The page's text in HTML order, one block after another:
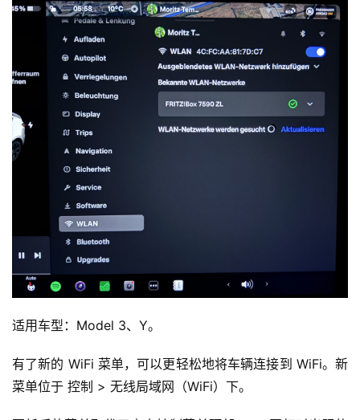
适用车型：Model 3、Y。
有了新的 WiFi 菜单，可以更轻松地将车辆连接到 WiFi。新
菜单位于 控制 > 无线局域网（WiFi）下。